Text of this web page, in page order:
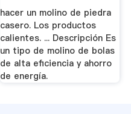
hacer un molino de piedra
casero. Los productos
calientes. ... Descripción Es
un tipo de molino de bolas
de alta eficiencia y ahorro
de energía.